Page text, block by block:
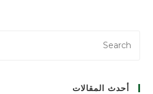
أحدث المقالات